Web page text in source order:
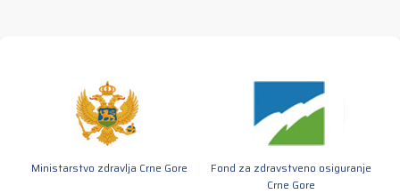
Ministarstvo zdravlja Crne Gore
Fond za zdravstveno osiguranje
Crne Gore